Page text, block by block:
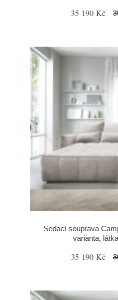
35 190 Kč
Sedací souprava
varianta,
35 190 Kč